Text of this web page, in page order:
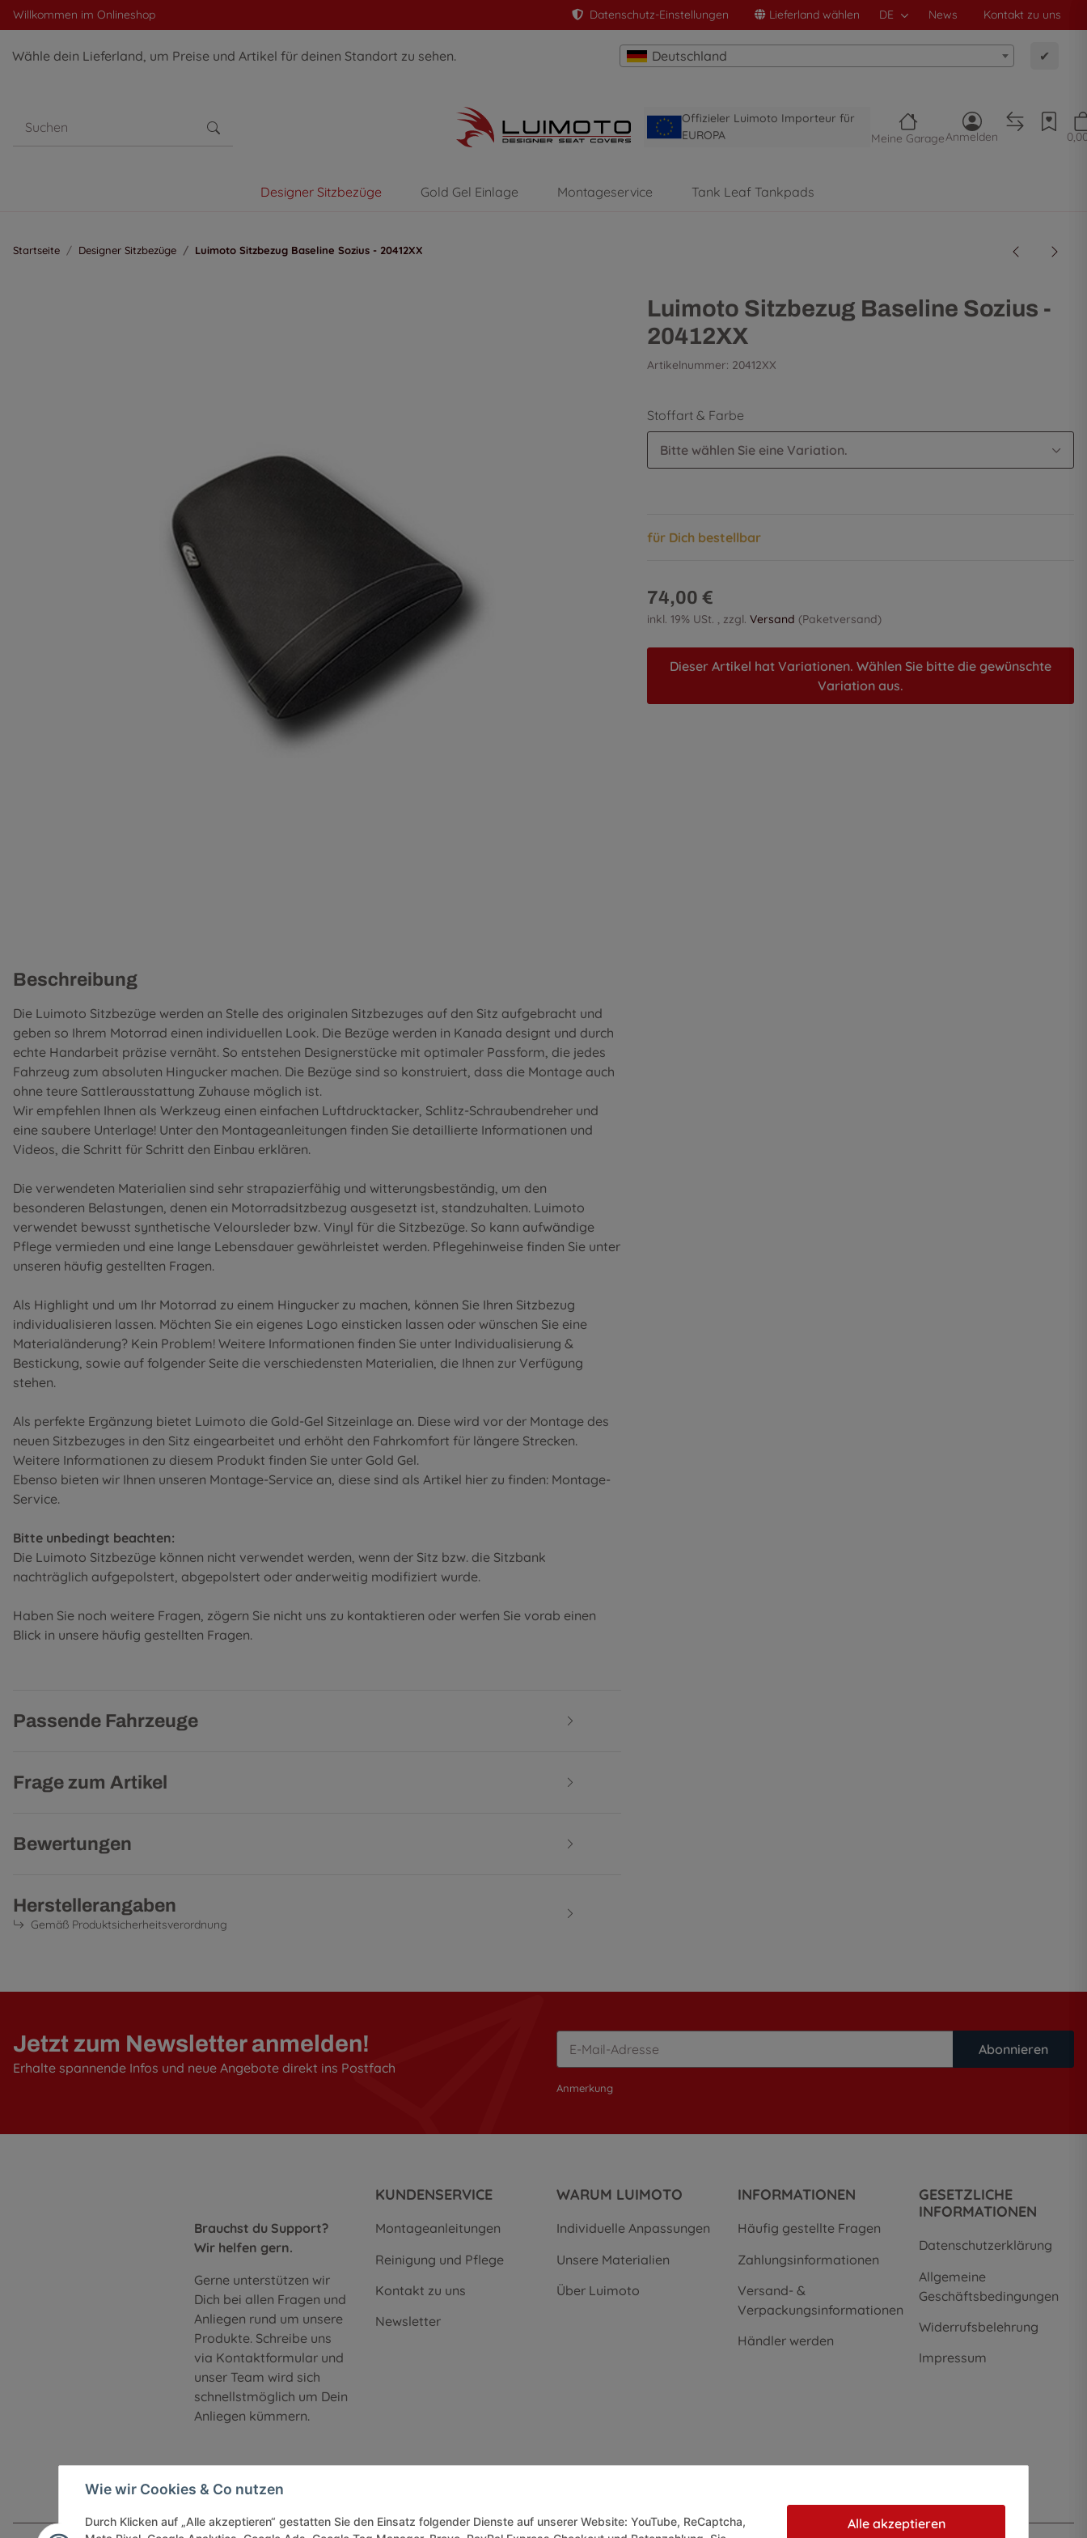
Willkommen im Onlineshop Datenschutz-Einstellungen Lieferland wählen DE News Kontakt zu uns
Wähle dein Lieferland, um Preise und Artikel für deinen Standort zu sehen. Deutschland ✔
Offizieler Luimoto Importeur für
EUROPA
Meine GarageAnmelden
Designer Sitzbezüge Gold Gel Einlage Montageservice Tank Leaf Tankpads
Startseite Designer Sitzbezüge Luimoto Sitzbezug Baseline Sozius - 20412XX
Luimoto Sitzbezug Baseline Sozius -
20412XX
Artikelnummer: 20412XX
Stoffart & Farbe
Bitte wählen Sie eine Variation.
für Dich bestellbar
74,00 €
inkl. 19% USt. , zzgl. Versand (Paketversand)
Dieser Artikel hat Variationen. Wählen Sie bitte die gewünschte
Variation aus.
Beschreibung
Die Luimoto Sitzbezüge werden an Stelle des originalen Sitzbezuges auf den Sitz aufgebracht und
geben so Ihrem Motorrad einen individuellen Look. Die Bezüge werden in Kanada designt und durch
echte Handarbeit präzise vernäht. So entstehen Designerstücke mit optimaler Passform, die jedes
Fahrzeug zum absoluten Hingucker machen. Die Bezüge sind so konstruiert, dass die Montage auch
ohne teure Sattlerausstattung Zuhause möglich ist.
Wir empfehlen Ihnen als Werkzeug einen einfachen Luftdrucktacker, Schlitz-Schraubendreher und
eine saubere Unterlage! Unter den Montageanleitungen finden Sie detaillierte Informationen und
Videos, die Schritt für Schritt den Einbau erklären.
Die verwendeten Materialien sind sehr strapazierfähig und witterungsbeständig, um den
besonderen Belastungen, denen ein Motorradsitzbezug ausgesetzt ist, standzuhalten. Luimoto
verwendet bewusst synthetische Veloursleder bzw. Vinyl für die Sitzbezüge. So kann aufwändige
Pflege vermieden und eine lange Lebensdauer gewährleistet werden. Pflegehinweise finden Sie unter
unseren häufig gestellten Fragen.
Als Highlight und um Ihr Motorrad zu einem Hingucker zu machen, können Sie Ihren Sitzbezug
individualisieren lassen. Möchten Sie ein eigenes Logo einsticken lassen oder wünschen Sie eine
Materialänderung? Kein Problem! Weitere Informationen finden Sie unter Individualisierung &
Bestickung , sowie auf folgender Seite die verschiedensten Materialien , die Ihnen zur Verfügung
stehen.
Als perfekte Ergänzung bietet Luimoto die Gold-Gel Sitzeinlage an. Diese wird vor der Montage des
neuen Sitzbezuges in den Sitz eingearbeitet und erhöht den Fahrkomfort für längere Strecken.
Weitere Informationen zu diesem Produkt finden Sie unter Gold Gel.
Ebenso bieten wir Ihnen unseren Montage-Service an, diese sind als Artikel hier zu finden: Montage-
Service.
Bitte unbedingt beachten:
Die Luimoto Sitzbezüge können nicht verwendet werden, wenn der Sitz bzw. die Sitzbank
nachträglich aufgepolstert, abgepolstert oder anderweitig modifiziert wurde.
Haben Sie noch weitere Fragen, zögern Sie nicht uns zu kontaktieren oder werfen Sie vorab einen
Blick in unsere häufig gestellten Fragen.
Passende Fahrzeuge
Frage zum Artikel
Bewertungen
Herstellerangaben
Gemäß Produktsicherheitsverordnung
Jetzt zum Newsletter anmelden!
Erhalte spannende Infos und neue Angebote direkt ins Postfach
Abonnieren
Anmerkung
Brauchst du Support?
Wir helfen gern.
Gerne unterstützen wir
Dich bei allen Fragen und
Anliegen rund um unsere
Produkte. Schreibe uns
via Kontaktformular und
unser Team wird sich
schnellstmöglich um Dein
Anliegen kümmern.
KUNDENSERVICE
Montageanleitungen
Reinigung und Pflege
Kontakt zu uns
Newsletter
WARUM LUIMOTO
Individuelle Anpassungen
Unsere Materialien
Über Luimoto
INFORMATIONEN
Häufig gestellte Fragen
Zahlungsinformationen
Versand- &
Verpackungsinformationen
Händler werden
GESETZLICHE
INFORMATIONEN
Datenschutzerklärung
Allgemeine
Geschäftsbedingungen
Widerrufsbelehrung
Impressum
Wie wir Cookies & Co nutzen
Durch Klicken auf „Alle akzeptieren“ gestatten Sie den Einsatz folgender Dienste auf unserer Website: YouTube, ReCaptcha,
Alle akzeptieren